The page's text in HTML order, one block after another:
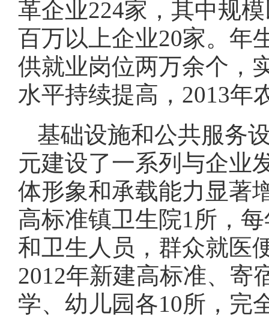
革企业224家，其中规
百万以上企业20家。年
供就业岗位两万余个，
水平持续提高，2013年
基础设施和公共服务
元建设了一系列与企业
体形象和承载能力显著
高标准镇卫生院1所，
和卫生人员，群众就医
2012年新建高标准、寄
学、幼儿园各10所，完